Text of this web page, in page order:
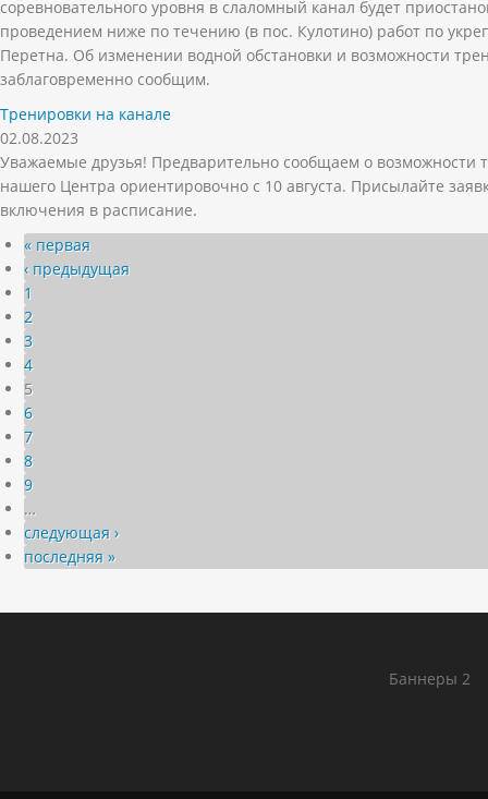
соревновательного уровня в слаломный канал будет
проведением ниже по течению (в пос. Кулотино) работ по
Перетна. Об изменении водной обстановки и возможности
заблаговременно сообщим.
Тренировки на канале
02.08.2023
Уважаемые друзья! Предварительно сообщаем о возможности
нашего Центра ориентировочно с 10 августа. Присылайте
включения в расписание.
Страницы
« первая
‹ предыдущая
1
2
3
4
5
6
7
8
9
…
следующая ›
последняя »
Баннеры 2